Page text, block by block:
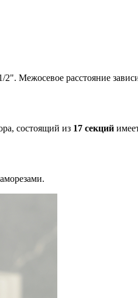
Межосевое расстояние
состоящий из 17 секций